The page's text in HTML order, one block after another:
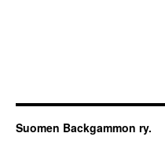
Suomen Backgammon ry.